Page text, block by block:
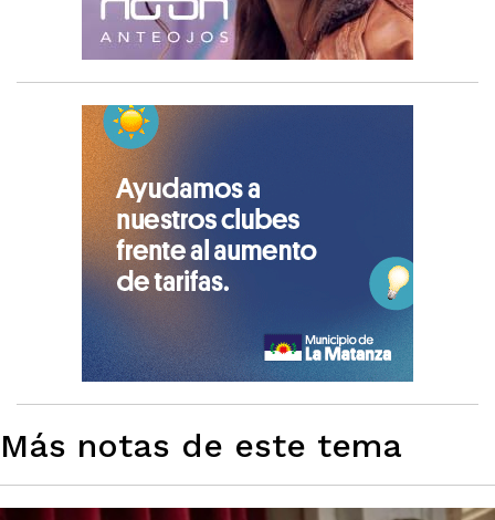
Más notas de este tema